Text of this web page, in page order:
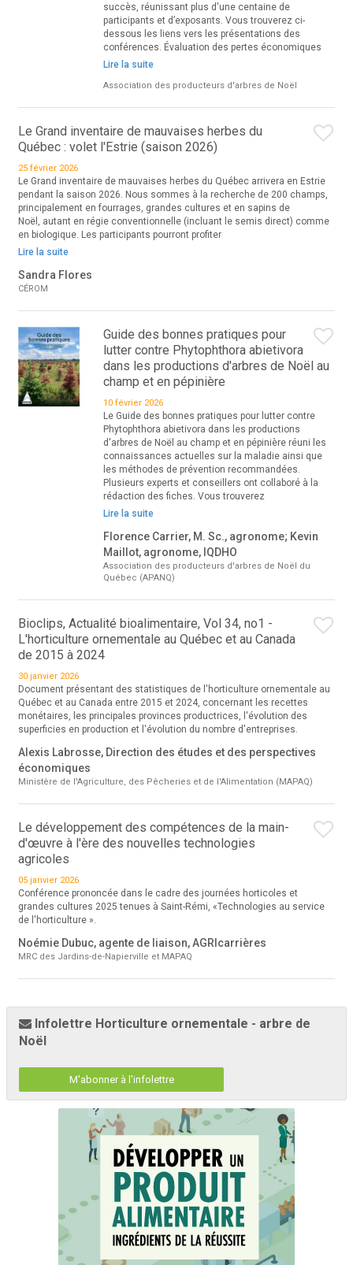
succès, réunissant plus d'une centaine de
participants et d’exposants. Vous trouverez ci-
dessous les liens vers les présentations des
conférences. Évaluation des pertes économiques
Lire la suite
Association des producteurs d'arbres de Noël
Le Grand inventaire de mauvaises herbes du
Québec : volet l'Estrie (saison 2026)
25 février 2026
Le Grand inventaire de mauvaises herbes du Québec arrivera en Estrie
pendant la saison 2026. Nous sommes à la recherche de 200 champs,
principalement en fourrages, grandes cultures et en sapins de
Noël, autant en régie conventionnelle (incluant le semis direct) comme
en biologique. Les participants pourront profiter
Lire la suite
Sandra Flores
CÉROM
Guide des bonnes pratiques pour
lutter contre Phytophthora abietivora
dans les productions d'arbres de Noël au
champ et en pépinière
10 février 2026
Le Guide des bonnes pratiques pour lutter contre
Phytophthora abietivora dans les productions
d'arbres de Noël au champ et en pépinière réuni les
connaissances actuelles sur la maladie ainsi que
les méthodes de prévention recommandées.
Plusieurs experts et conseillers ont collaboré à la
rédaction des fiches. Vous trouverez
Lire la suite
Florence Carrier, M. Sc., agronome; Kevin
Maillot, agronome, IQDHO
Association des producteurs d'arbres de Noël du
Québec (APANQ)
Bioclips, Actualité bioalimentaire, Vol 34, no1 -
L'horticulture ornementale au Québec et au Canada
de 2015 à 2024
30 janvier 2026
Document présentant des statistiques de l'horticulture ornementale au
Québec et au Canada entre 2015 et 2024, concernant les recettes
monétaires, les principales provinces productrices, l'évolution des
superficies en production et l'évolution du nombre d'entreprises.
Alexis Labrosse, Direction des études et des perspectives
économiques
Ministère de l'Agriculture, des Pêcheries et de l'Alimentation (MAPAQ)
Le développement des compétences de la main-
d'œuvre à l'ère des nouvelles technologies
agricoles
05 janvier 2026
Conférence prononcée dans le cadre des journées horticoles et
grandes cultures 2025 tenues à Saint-Rémi, «Technologies au service
de l'horticulture ».
Noémie Dubuc, agente de liaison, AGRIcarrières
MRC des Jardins-de-Napierville et MAPAQ
Infolettre Horticulture ornementale - arbre de
Noël
M'abonner à l'infolettre